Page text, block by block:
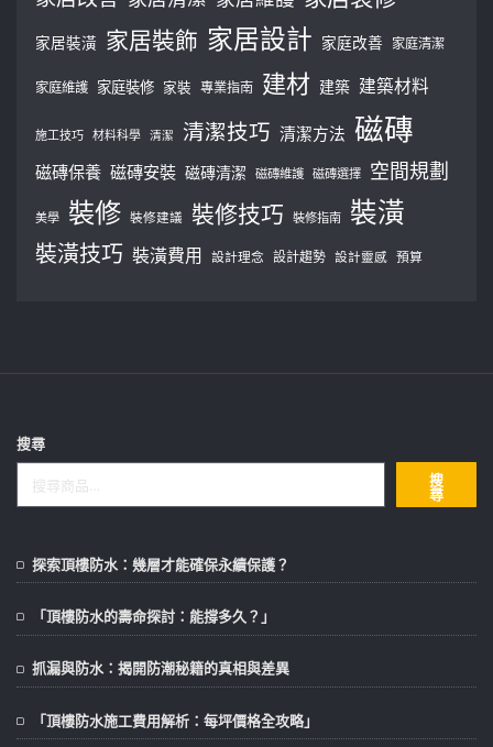
家居裝潢 家居裝飾 家居設計 家庭改善 家庭清潔
家庭維護 家庭裝修 家裝 專業指南 建材 建築 建築材料
施工技巧 材料科學 清潔 清潔技巧 清潔方法 磁磚
磁磚保養 磁磚安裝 磁磚清潔 磁磚維護 磁磚選擇 空間規劃
美學 裝修 裝修建議 裝修技巧 裝修指南 裝潢
裝潢技巧 裝潢費用 設計理念 設計趨勢 設計靈感 預算
搜尋
搜
尋
探索頂樓防水：幾層才能確保永續保護？
「頂樓防水的壽命探討：能撐多久？」
抓漏與防水：揭開防潮秘籍的真相與差異
「頂樓防水施工費用解析：每坪價格全攻略」